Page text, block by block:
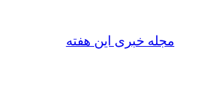
محتوا
مجله خبری این هفته